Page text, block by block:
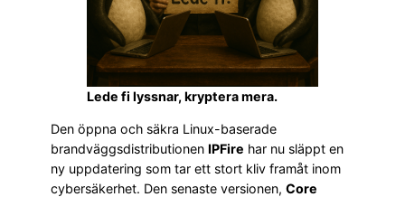
Lede fi lyssnar, kryptera mera.
Den öppna och säkra Linux-baserade
brandväggsdistributionen IPFire har nu släppt en
ny uppdatering som tar ett stort kliv framåt inom
cybersäkerhet. Den senaste versionen, Core